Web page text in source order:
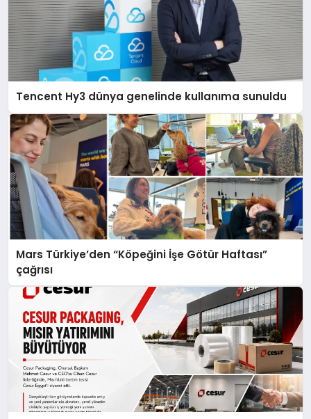
Tencent Hy3 dünya genelinde kullanıma sunuldu
Mars Türkiye’den “Köpeğini İşe Götür Haftası”
çağrısı